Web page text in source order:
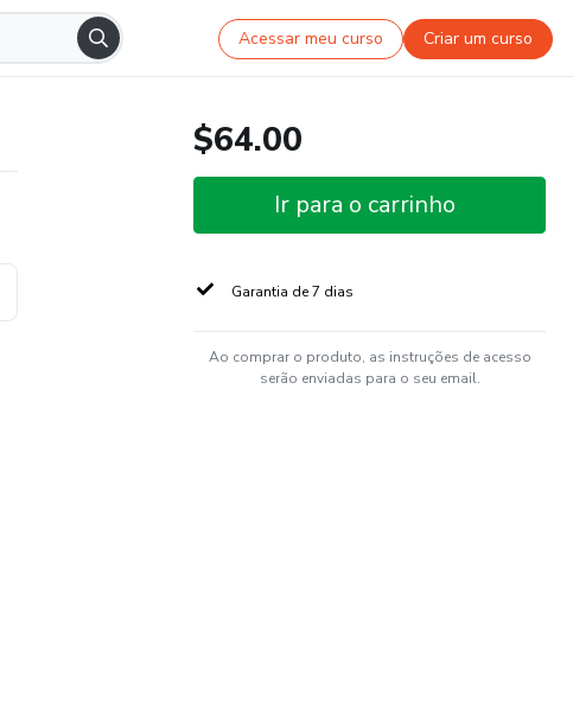
Acessar meu curso Criar um curso
$64.00
Ir para o carrinho
Garantia de 7 dias
Ao comprar o produto, as instruções de acesso
serão enviadas para o seu email.